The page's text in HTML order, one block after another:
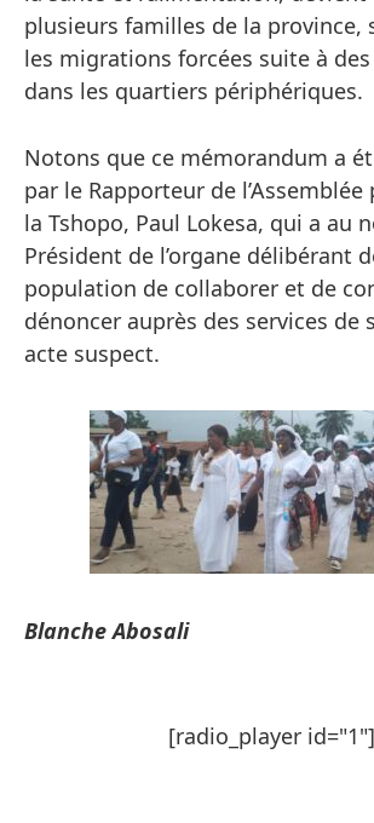
plusieurs familles de la province,
les migrations forcées suite à
dans les quartiers périphériques.
Notons que ce mémorandum a
par le Rapporteur de
la Tshopo, Paul Lokesa, qui a au
Président de l’organe délibérant
population de collaborer et de
dénoncer auprès des services de
acte suspect.
Blanche Abosali
[radio_player id="1"]